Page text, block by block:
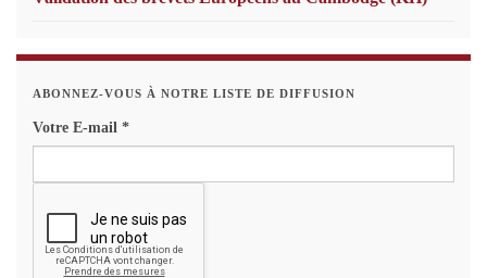
ABONNEZ-VOUS À NOTRE LISTE DE DIFFUSION
Votre E-mail *